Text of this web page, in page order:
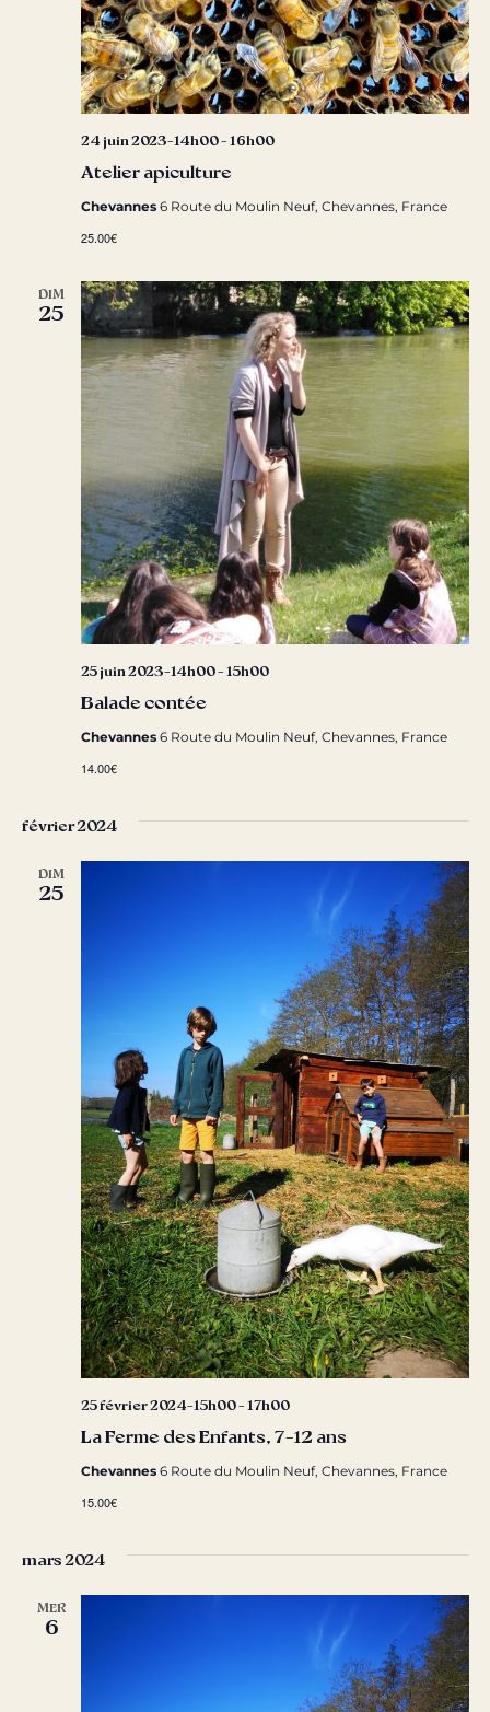
Atelier apiculture
24 juin 2023-14h00- 16h00
Chevannes 6 Route du Moulin Neuf, Chevannes, France
25.00€
DIM
25
Balade contée
25 juin 2023-14h00- 15h00
Chevannes 6 Route du Moulin Neuf, Chevannes, France
14.00€
février 2024
DIM
25
La Ferme des Enfants, 7-12 ans
25 février 2024-15h00- 17h00
Chevannes 6 Route du Moulin Neuf, Chevannes, France
15.00€
mars 2024
MER
6